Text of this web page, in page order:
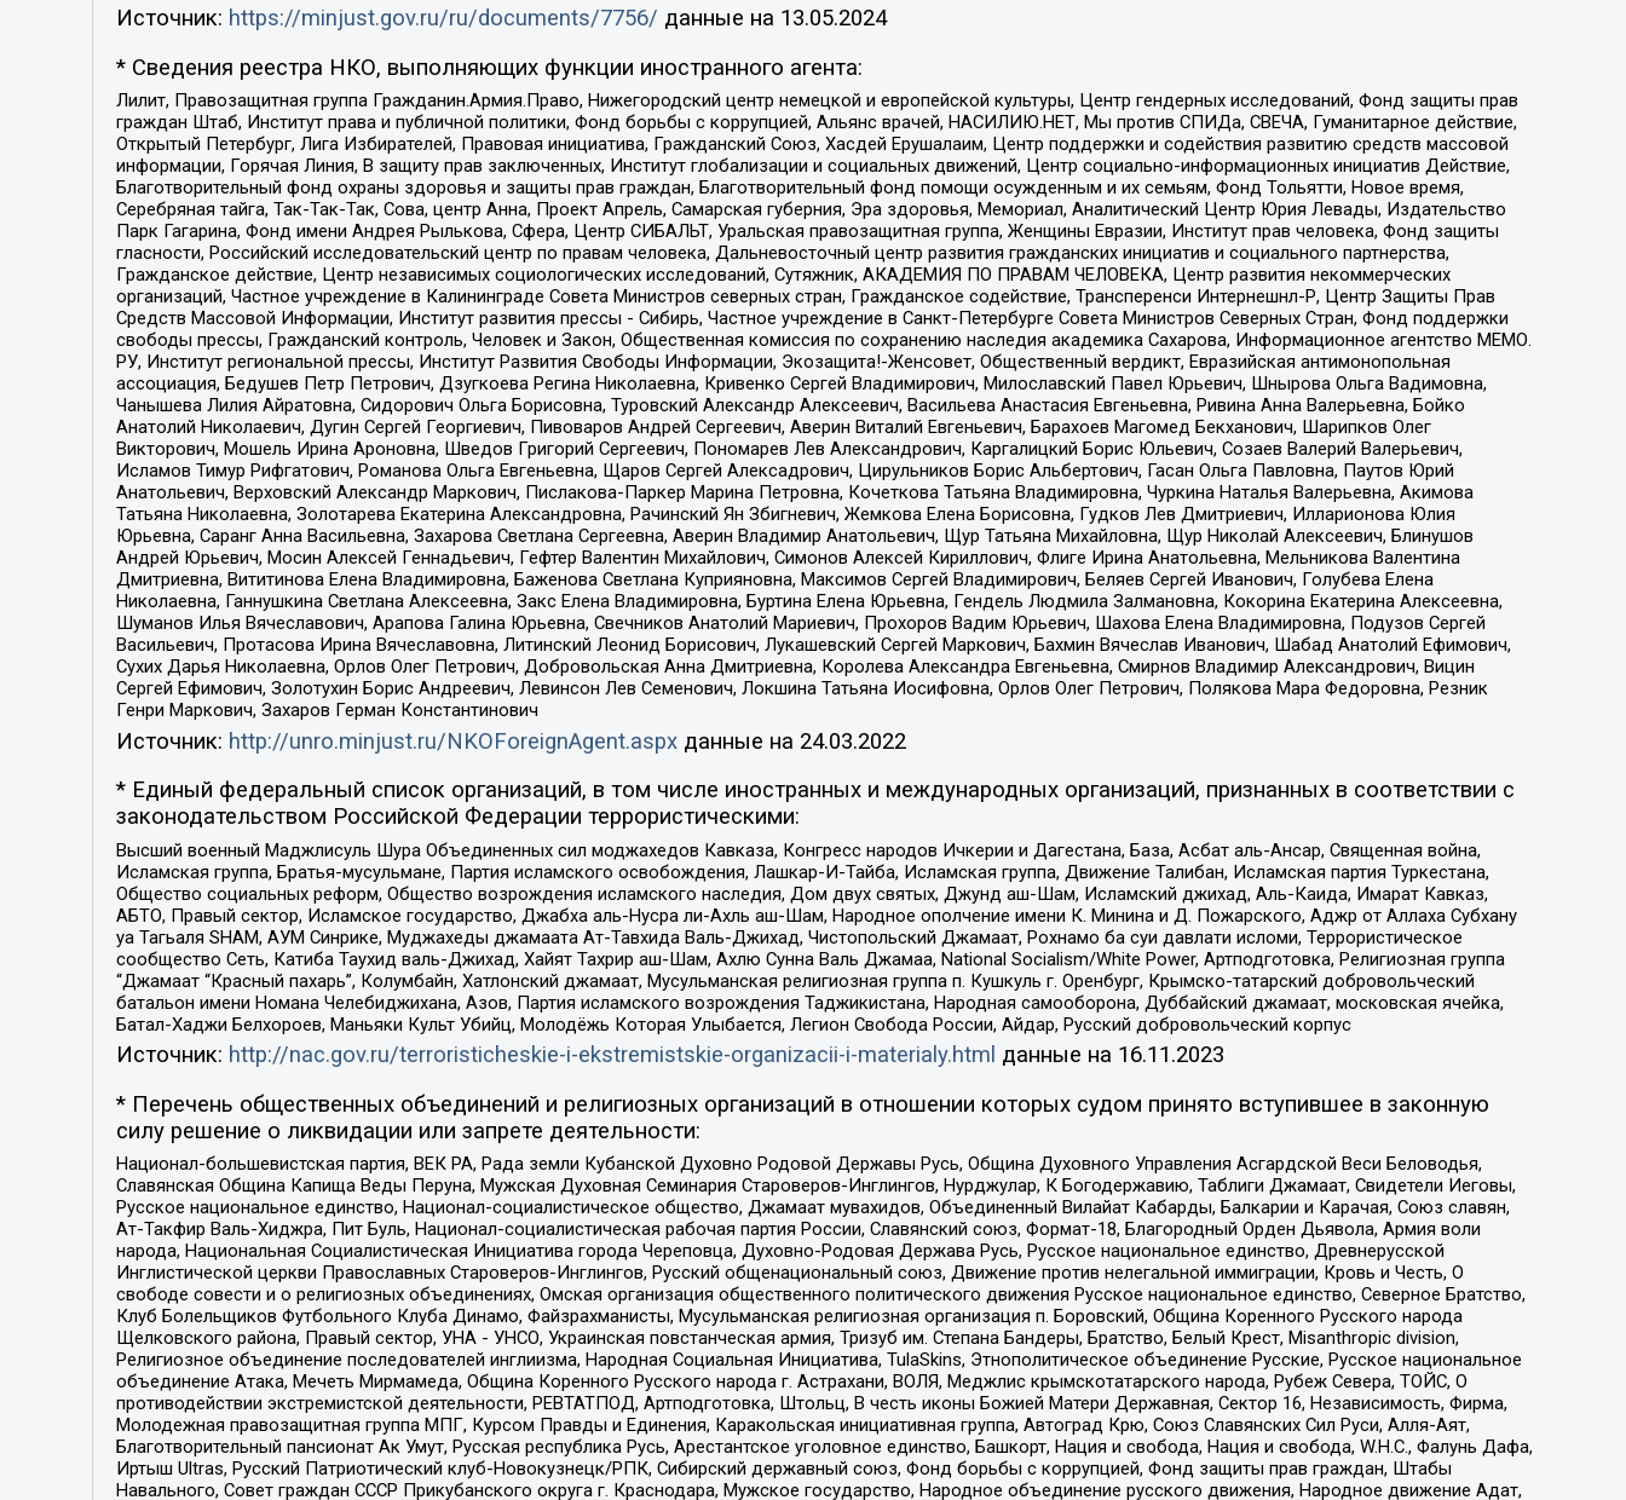
Источник: https://minjust.gov.ru/ru/documents/7756/ данные на 13.05.2024
* Сведения реестра НКО, выполняющих функции иностранного агента:
Лилит, Правозащитная группа Гражданин.Армия.Право, Нижегородский центр немецкой и европейской культуры, Центр гендерных исследований, Фонд защиты прав
граждан Штаб, Институт права и публичной политики, Фонд борьбы с коррупцией, Альянс врачей, НАСИЛИЮ.НЕТ, Мы против СПИДа, СВЕЧА, Гуманитарное действие,
Открытый Петербург, Лига Избирателей, Правовая инициатива, Гражданский Союз, Хасдей Ерушалаим, Центр поддержки и содействия развитию средств массовой
информации, Горячая Линия, В защиту прав заключенных, Институт глобализации и социальных движений, Центр социально-информационных инициатив Действие,
Благотворительный фонд охраны здоровья и защиты прав граждан, Благотворительный фонд помощи осужденным и их семьям, Фонд Тольятти, Новое время,
Серебряная тайга, Так-Так-Так, Сова, центр Анна, Проект Апрель, Самарская губерния, Эра здоровья, Мемориал, Аналитический Центр Юрия Левады, Издательство
Парк Гагарина, Фонд имени Андрея Рылькова, Сфера, Центр СИБАЛЬТ, Уральская правозащитная группа, Женщины Евразии, Институт прав человека, Фонд защиты
гласности, Российский исследовательский центр по правам человека, Дальневосточный центр развития гражданских инициатив и социального партнерства,
Гражданское действие, Центр независимых социологических исследований, Сутяжник, АКАДЕМИЯ ПО ПРАВАМ ЧЕЛОВЕКА, Центр развития некоммерческих
организаций, Частное учреждение в Калининграде Совета Министров северных стран, Гражданское содействие, Трансперенси Интернешнл-Р, Центр Защиты Прав
Средств Массовой Информации, Институт развития прессы - Сибирь, Частное учреждение в Санкт-Петербурге Совета Министров Северных Стран, Фонд поддержки
свободы прессы, Гражданский контроль, Человек и Закон, Общественная комиссия по сохранению наследия академика Сахарова, Информационное агентство МЕМО.
РУ, Институт региональной прессы, Институт Развития Свободы Информации, Экозащита!-Женсовет, Общественный вердикт, Евразийская антимонопольная
ассоциация, Бедушев Петр Петрович, Дзугкоева Регина Николаевна, Кривенко Сергей Владимирович, Милославский Павел Юрьевич, Шнырова Ольга Вадимовна,
Чанышева Лилия Айратовна, Сидорович Ольга Борисовна, Туровский Александр Алексеевич, Васильева Анастасия Евгеньевна, Ривина Анна Валерьевна, Бойко
Анатолий Николаевич, Дугин Сергей Георгиевич, Пивоваров Андрей Сергеевич, Аверин Виталий Евгеньевич, Барахоев Магомед Бекханович, Шарипков Олег
Викторович, Мошель Ирина Ароновна, Шведов Григорий Сергеевич, Пономарев Лев Александрович, Каргалицкий Борис Юльевич, Созаев Валерий Валерьевич,
Исламов Тимур Рифгатович, Романова Ольга Евгеньевна, Щаров Сергей Алексадрович, Цирульников Борис Альбертович, Гасан Ольга Павловна, Паутов Юрий
Анатольевич, Верховский Александр Маркович, Пислакова-Паркер Марина Петровна, Кочеткова Татьяна Владимировна, Чуркина Наталья Валерьевна, Акимова
Татьяна Николаевна, Золотарева Екатерина Александровна, Рачинский Ян Збигневич, Жемкова Елена Борисовна, Гудков Лев Дмитриевич, Илларионова Юлия
Юрьевна, Саранг Анна Васильевна, Захарова Светлана Сергеевна, Аверин Владимир Анатольевич, Щур Татьяна Михайловна, Щур Николай Алексеевич, Блинушов
Андрей Юрьевич, Мосин Алексей Геннадьевич, Гефтер Валентин Михайлович, Симонов Алексей Кириллович, Флиге Ирина Анатольевна, Мельникова Валентина
Дмитриевна, Вититинова Елена Владимировна, Баженова Светлана Куприяновна, Максимов Сергей Владимирович, Беляев Сергей Иванович, Голубева Елена
Николаевна, Ганнушкина Светлана Алексеевна, Закс Елена Владимировна, Буртина Елена Юрьевна, Гендель Людмила Залмановна, Кокорина Екатерина Алексеевна,
Шуманов Илья Вячеславович, Арапова Галина Юрьевна, Свечников Анатолий Мариевич, Прохоров Вадим Юрьевич, Шахова Елена Владимировна, Подузов Сергей
Васильевич, Протасова Ирина Вячеславовна, Литинский Леонид Борисович, Лукашевский Сергей Маркович, Бахмин Вячеслав Иванович, Шабад Анатолий Ефимович,
Сухих Дарья Николаевна, Орлов Олег Петрович, Добровольская Анна Дмитриевна, Королева Александра Евгеньевна, Смирнов Владимир Александрович, Вицин
Сергей Ефимович, Золотухин Борис Андреевич, Левинсон Лев Семенович, Локшина Татьяна Иосифовна, Орлов Олег Петрович, Полякова Мара Федоровна, Резник
Генри Маркович, Захаров Герман Константинович
Источник: http://unro.minjust.ru/NKOForeignAgent.aspxданные на 24.03.2022
* Единый федеральный список организаций, в том числе иностранных и международных организаций, признанных в соответствии с
законодательством Российской Федерации террористическими:
Высший военный Маджлисуль Шура Объединенных сил моджахедов Кавказа, Конгресс народов Ичкерии и Дагестана, База, Асбат аль-Ансар, Священная война,
Исламская группа, Братья-мусульмане, Партия исламского освобождения, Лашкар-И-Тайба, Исламская группа, Движение Талибан, Исламская партия Туркестана,
Общество социальных реформ, Общество возрождения исламского наследия, Дом двух святых, Джунд аш-Шам, Исламский джихад, Аль-Каида, Имарат Кавказ,
АБТО, Правый сектор, Исламское государство, Джабха аль-Нусра ли-Ахль аш-Шам, Народное ополчение имени К. Минина и Д. Пожарского, Аджр от Аллаха Субхану
уа Тагьаля SHAM, АУМ Синрике, Муджахеды джамаата Ат-Тавхида Валь-Джихад, Чистопольский Джамаат, Рохнамо ба суи давлати исломи, Террористическое
сообщество Сеть, Катиба Таухид валь-Джихад, Хайят Тахрир аш-Шам, Ахлю Сунна Валь Джамаа, National Socialism/White Power, Артподготовка, Религиозная группа
“Джамаат “Красный пахарь”, Колумбайн, Хатлонский джамаат, Мусульманская религиозная группа п. Кушкуль г. Оренбург, Крымско-татарский добровольческий
батальон имени Номана Челебиджихана, Азов, Партия исламского возрождения Таджикистана, Народная самооборона, Дуббайский джамаат, московская ячейка,
Батал-Хаджи Белхороев, Маньяки Культ Убийц, Молодёжь Которая Улыбается, Легион Свобода России, Айдар, Русский добровольческий корпус
Источник: http://nac.gov.ru/terroristicheskie-i-ekstremistskie-organizacii-i-materialy.html данные на 16.11.2023
* Перечень общественных объединений и религиозных организаций в отношении которых судом принято вступившее в законную
силу решение о ликвидации или запрете деятельности:
Национал-большевистская партия, ВЕК РА, Рада земли Кубанской Духовно Родовой Державы Русь, Община Духовного Управления Асгардской Веси Беловодья,
Славянская Община Капища Веды Перуна, Мужская Духовная Семинария Староверов-Инглингов, Нурджулар, К Богодержавию, Таблиги Джамаат, Свидетели Иеговы,
Русское национальное единство, Национал-социалистическое общество, Джамаат мувахидов, Объединенный Вилайат Кабарды, Балкарии и Карачая, Союз славян,
Ат-Такфир Валь-Хиджра, Пит Буль, Национал-социалистическая рабочая партия России, Славянский союз, Формат-18, Благородный Орден Дьявола, Армия воли
народа, Национальная Социалистическая Инициатива города Череповца, Духовно-Родовая Держава Русь, Русское национальное единство, Древнерусской
Инглистической церкви Православных Староверов-Инглингов, Русский общенациональный союз, Движение против нелегальной иммиграции, Кровь и Честь, О
свободе совести и о религиозных объединениях, Омская организация общественного политического движения Русское национальное единство, Северное Братство,
Клуб Болельщиков Футбольного Клуба Динамо, Файзрахманисты, Мусульманская религиозная организация п. Боровский, Община Коренного Русского народа
Щелковского района, Правый сектор, УНА - УНСО, Украинская повстанческая армия, Тризуб им. Степана Бандеры, Братство, Белый Крест, Misanthropic division,
Религиозное объединение последователей инглиизма, Народная Социальная Инициатива, TulaSkins, Этнополитическое объединение Русские, Русское национальное
объединение Атака, Мечеть Мирмамеда, Община Коренного Русского народа г. Астрахани, ВОЛЯ, Меджлис крымскотатарского народа, Рубеж Севера, ТОЙС, О
противодействии экстремистской деятельности, РЕВТАТПОД, Артподготовка, Штольц, В честь иконы Божией Матери Державная, Сектор 16, Независимость, Фирма,
Молодежная правозащитная группа МПГ, Курсом Правды и Единения, Каракольская инициативная группа, Автоград Крю, Союз Славянских Сил Руси, Алля-Аят,
Благотворительный пансионат Ак Умут, Русская республика Русь, Арестантское уголовное единство, Башкорт, Нация и свобода, Нация и свобода, W.H.С., Фалунь Дафа,
Иртыш Ultras, Русский Патриотический клуб-Новокузнецк/РПК, Сибирский державный союз, Фонд борьбы с коррупцией, Фонд защиты прав граждан, Штабы
Навального, Совет граждан СССР Прикубанского округа г. Краснодара, Мужское государство, Народное объединение русского движения, Народное движение Адат,